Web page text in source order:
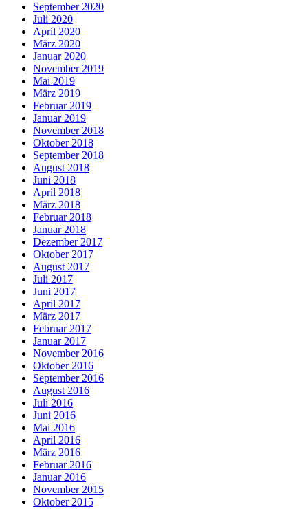
September 2020
Juli 2020
April 2020
März 2020
Januar 2020
November 2019
Mai 2019
März 2019
Februar 2019
Januar 2019
November 2018
Oktober 2018
September 2018
August 2018
Juni 2018
April 2018
März 2018
Februar 2018
Januar 2018
Dezember 2017
Oktober 2017
August 2017
Juli 2017
Juni 2017
April 2017
März 2017
Februar 2017
Januar 2017
November 2016
Oktober 2016
September 2016
August 2016
Juli 2016
Juni 2016
Mai 2016
April 2016
März 2016
Februar 2016
Januar 2016
November 2015
Oktober 2015